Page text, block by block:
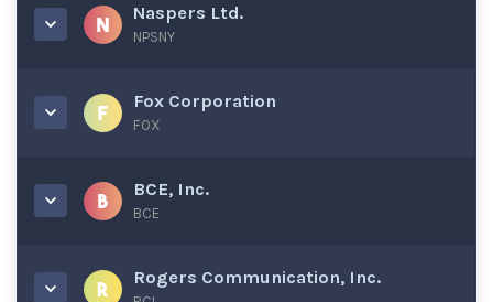
Naspers Ltd.
NPSNY
Fox Corporation
FOX
BCE, Inc.
BCE
Rogers Communication, Inc.